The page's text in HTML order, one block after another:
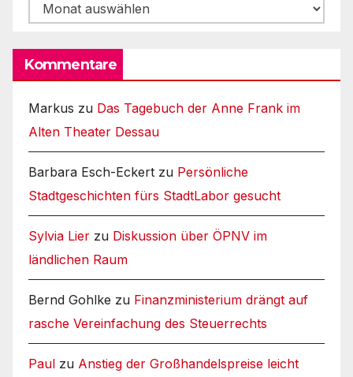
Archiv
Kommentare
Markus zu Das Tagebuch der Anne Frank im
Alten Theater Dessau
Barbara Esch-Eckert zu Persönliche
Stadtgeschichten fürs StadtLabor gesucht
Sylvia Lier zu Diskussion über ÖPNV im
ländlichen Raum
Bernd Gohlke zu Finanzministerium drängt auf
rasche Vereinfachung des Steuerrechts
Paul zu Anstieg der Großhandelspreise leicht